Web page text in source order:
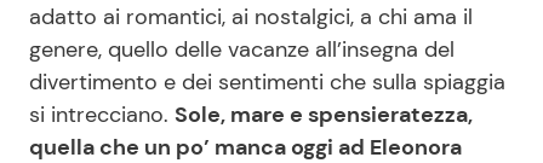
Viaggi e Turismo
Festività
Ricette Feste
Ricette per Bambini
adatto ai romantici, ai nostalgici, a chi ama il
genere, quello delle vacanze all’insegna del
divertimento e dei sentimenti che sulla spiaggia
si intrecciano. Sole, mare e spensieratezza,
quella che un po’ manca oggi ad Eleonora